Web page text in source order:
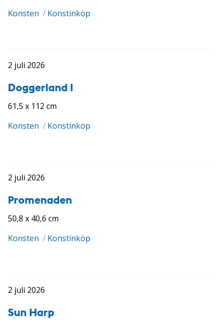
Konsten / Konstinköp
2 juli 2026
Doggerland I
61,5 x 112 cm
Konsten / Konstinköp
2 juli 2026
Promenaden
50,8 x 40,6 cm
Konsten / Konstinköp
2 juli 2026
Sun Harp